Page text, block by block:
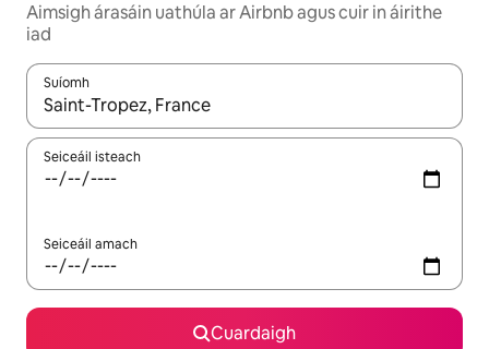
Aimsigh árasáin uathúla ar Airbnb agus cuir in áirithe
iad
Suíomh
Nuair a bheidh torthaí ar fáil, déan nascleanúint le
Seiceáil isteach
Seiceáil amach
Cuardaigh